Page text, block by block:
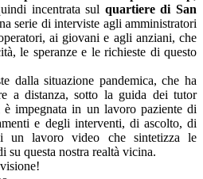
incentrata sul quartiere di San
serie di interviste agli amministratori
ai giovani e agli anziani, che
le speranze e le richieste di questo
dalla situazione pandemica, che ha
a distanza, sotto la guida dei tutor
impegnata in un lavoro paziente di
e degli interventi, di ascolto, di
un lavoro video che sintetizza le
questa nostra realtà vicina.